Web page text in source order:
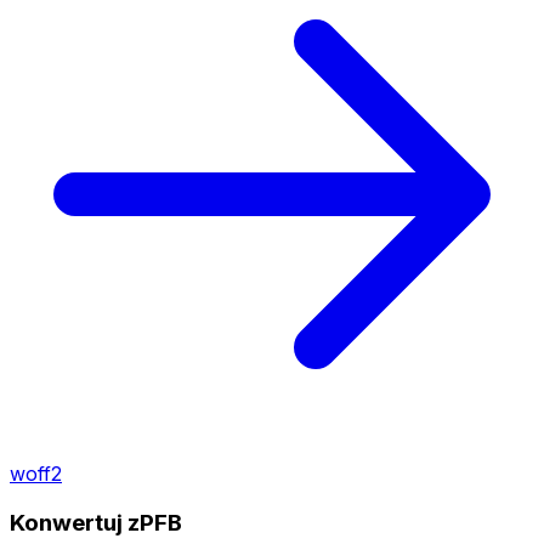
woff2
Konwertuj zPFB